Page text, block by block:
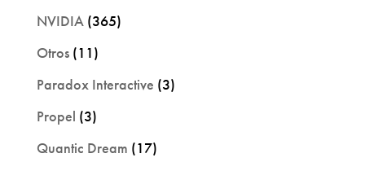
NVIDIA(365)
Otros(11)
Paradox Interactive (3)
Propel (3)
Quantic Dream (17)